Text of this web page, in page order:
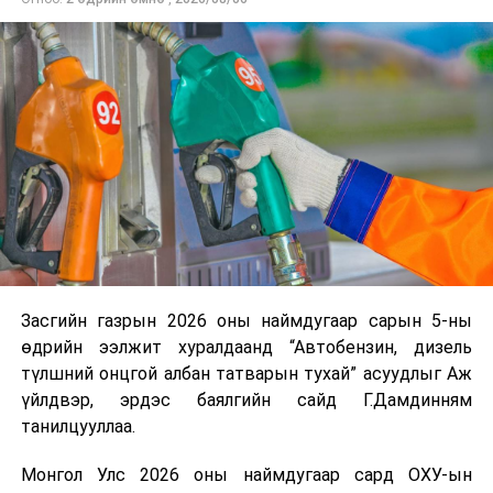
нийлүүлэлтийг тогтворжуулах хүрээнд бусад эх
үүсвэрийг нэмэгдүүлэх чиглэлд анхаарч байна.
Замын-Үүд боомтоор 2000 тонн дизель түлш орж
ирсэн бөгөөд шилжүүлэн ачих ажиллагаа хийгдэж
байна" гэлээ
гэж Аж үйлдвэр, эрдэс баялгийн яамнаас
мэдээллээ.
Засгийн газрын 2026 оны наймдугаар сарын 5-ны
өдрийн ээлжит хуралдаанд “Автобензин, дизель
түлшний онцгой албан татварын тухай” асуудлыг Аж
үйлдвэр, эрдэс баялгийн сайд Г.Дамдинням
танилцууллаа.
Монгол Улс 2026 оны наймдугаар сард ОХУ-ын